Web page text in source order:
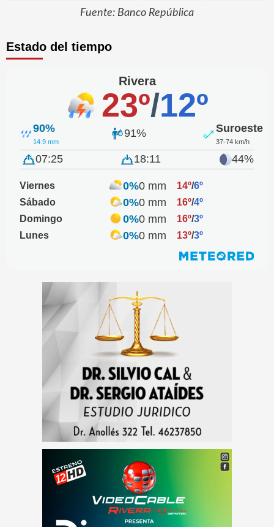
Fuente: Banco República
Estado del tiempo
Rivera
23º/12º
90%
14.9 mm
91% Suroeste
37-74 km/h
07:25 18:11 44%
Viernes 0%0 mm 14º/6º
Sábado
0%0 mm 16º/4º
Domingo
0%0 mm 16º/3º
Lunes
0%0 mm 13º/3º